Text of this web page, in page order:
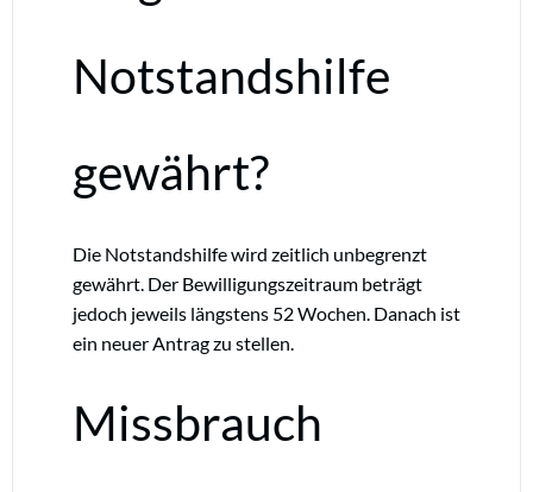
Notstandshilfe
gewährt?
Die Notstandshilfe wird zeitlich unbegrenzt
gewährt. Der Bewilligungszeitraum beträgt
jedoch jeweils längstens 52 Wochen. Danach ist
ein neuer Antrag zu stellen.
Missbrauch